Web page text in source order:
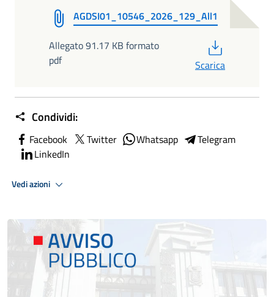
AGDSI01_10546_2026_129_All1
Allegato 91.17 KB formato
pdf
Scarica
Condividi:
Facebook Twitter Whatsapp
Telegram
LinkedIn
Vedi azioni